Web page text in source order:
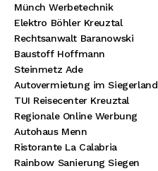
Münch Werbetechnik
Elektro Böhler Kreuztal
Rechtsanwalt Baranowski
Baustoff Hoffmann
Steinmetz Ade
Autovermietung im Siegerland
TUI Reisecenter Kreuztal
Regionale Online Werbung
Autohaus Menn
Ristorante La Calabria
Rainbow Sanierung Siegen